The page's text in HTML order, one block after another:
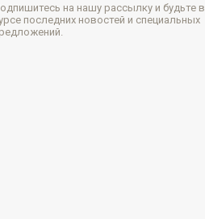
на нашу рассылку и будьте в
последних новостей и специальных